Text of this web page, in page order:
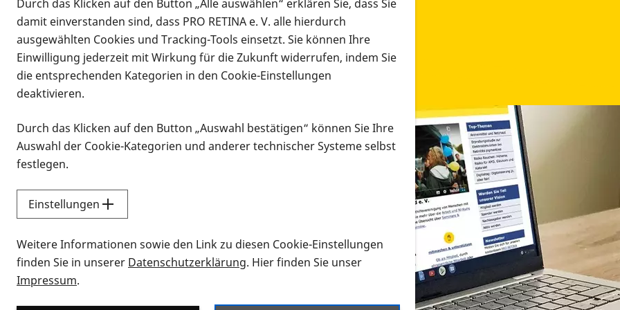
Infomaterial
Infomaterial
Vorlesen
Alle Infomaterialien in verschiedenen Formaten an
Sie möchten wissen, wie Sie nach Infonmaterial suchen und dieses bestellen bzw. herunterladen
Durch das Klicken auf den Button „Alle auswählen“ erklären Sie, dass Sie
damit einverstanden sind, dass PRO RETINA e. V. alle hierdurch
ausgewählten Cookies und Tracking-Tools einsetzt. Sie können Ihre
Einwilligung jederzeit mit Wirkung für die Zukunft widerrufen, indem Sie
die entsprechenden Kategorien in den Cookie-Einstellungen
deaktivieren.
Durch das Klicken auf den Button „Auswahl bestätigen“ können Sie Ihre
Auswahl der Cookie-Kategorien und anderer technischer Systeme selbst
festlegen.
Einstellungen
Weitere Informationen sowie den Link zu diesen Cookie-Einstellungen
finden Sie in unserer Datenschutzerklärung. Hier finden Sie unser
Impressum.